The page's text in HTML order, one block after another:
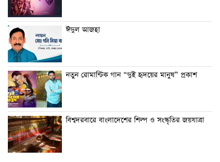
ঈদুল আজহা
নতুন রোমান্টিক গান “দুই হৃদয়ের মানুষ” প্রকাশ
বিশ্বদরবারে বাংলাদেশের শিল্প ও সংস্কৃতির জয়যাত্রা